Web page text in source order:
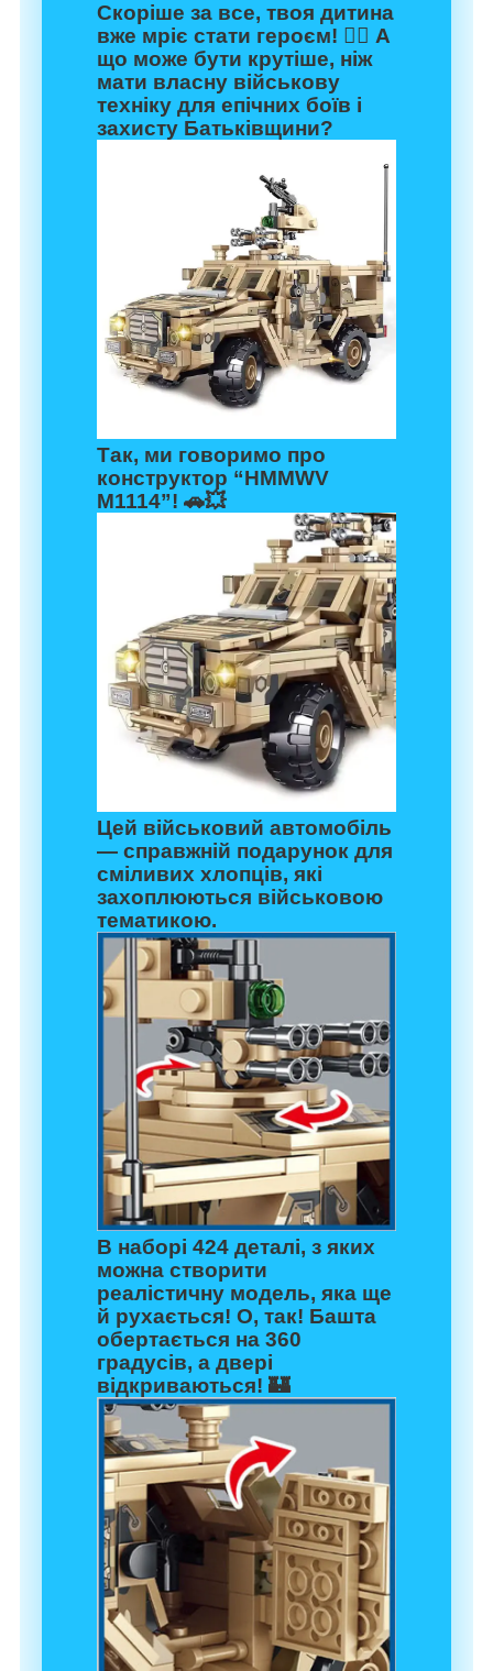
Скоріше за все, твоя дитина
вже мріє стати героєм! 🦸‍♂️ А
що може бути крутіше, ніж
мати власну військову
техніку для епічних боїв і
захисту Батьківщини?
Так, ми говоримо про
конструктор “HMMWV
M1114”! 🚗💥
Цей військовий автомобіль
— справжній подарунок для
сміливих хлопців, які
захоплюються військовою
тематикою.
В наборі 424 деталі, з яких
можна створити
реалістичну модель, яка ще
й рухається! О, так! Башта
обертається на 360
градусів, а двері
відкриваються! 🏰